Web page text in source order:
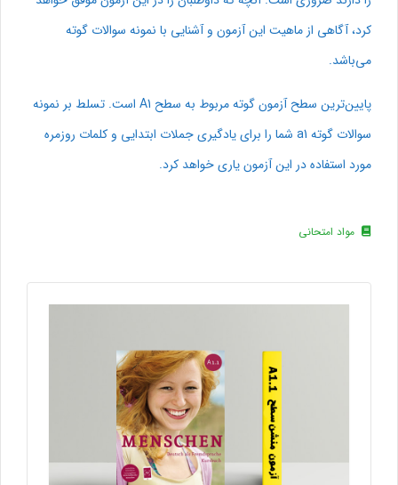
کرد، آگاهی از ماهیت این آزمون و آشنایی با نمونه سوالات گوته
می‌باشد.
پایین‌ترین سطح آزمون گوته مربوط به سطح A1 است. تسلط بر نمونه
سوالات گوته a1 شما را برای یادگیری جملات ابتدایی و کلمات روزمره
مورد استفاده در این آزمون یاری خواهد کرد.
مواد امتحانی